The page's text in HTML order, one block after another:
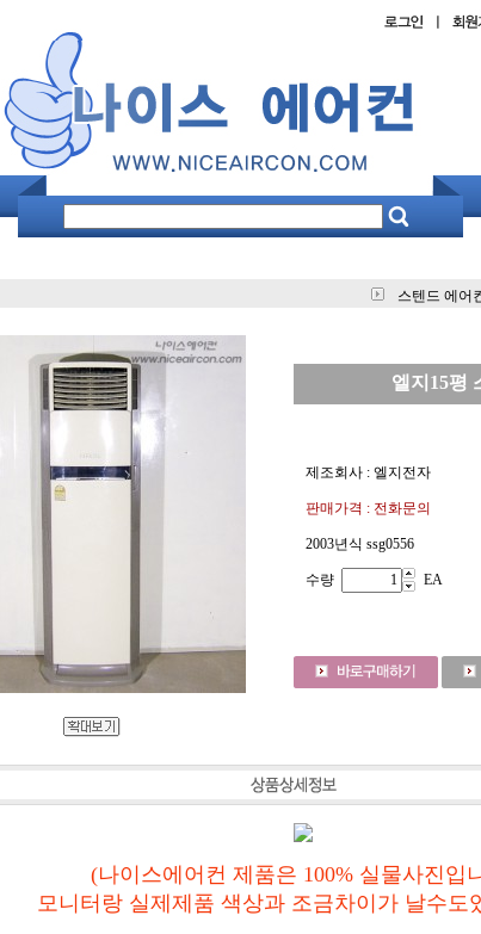
스텐드 에어
엘지15평
제조회사 : 엘지전자
판매가격 : 전화문의
2003년식 ssg0556
수량 EA
(나이스에어컨 제품은 100% 실물사진입
모니터랑 실제제품 색상과 조금차이가 날수도